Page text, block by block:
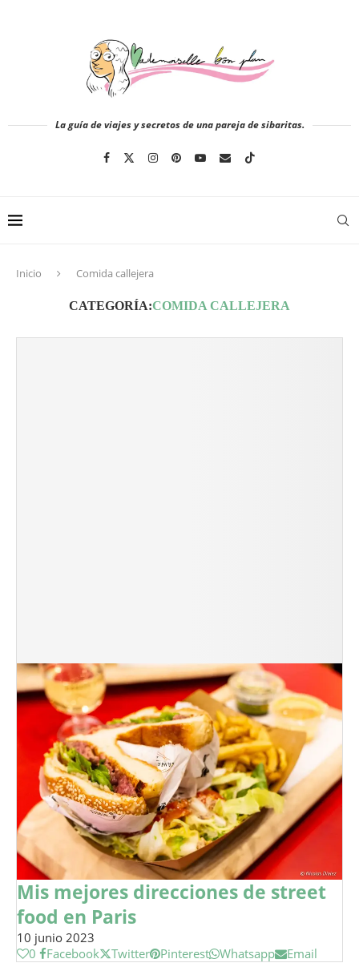
La guía de viajes y secretos de una pareja de sibaritas.
Inicio Comida callejera
CATEGORÍA:COMIDA CALLEJERA
Mis mejores direcciones de street
food en Paris
10 junio 2023
0
Facebook Twitter Pinterest Whatsapp Email